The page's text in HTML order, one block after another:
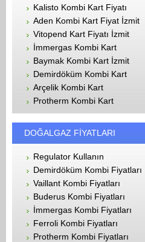
Kalisto Kombi Kart Fiyatı
Aden Kombi Kart Fiyat İzmit
Vitopend Kart Fiyatı İzmit
İmmergas Kombi Kart
Baymak Kombi Kart İzmit
Demirdöküm Kombi Kart
Arçelik Kombi Kart
Protherm Kombi Kart
DOĞALGAZ FİYATLARI
Regulator Kullanın
Demirdöküm Kombi Fiyatları
Vaillant Kombi Fiyatları
Buderus Kombi Fiyatları
İmmergas Kombi Fiyatları
Ferroli Kombi Fiyatları
Protherm Kombi Fiyatları